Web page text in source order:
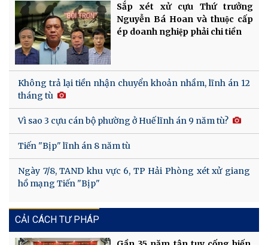
Sắp xét xử cựu Thứ trưởng
Nguyễn Bá Hoan và thuộc cấp
ép doanh nghiệp phải chi tiền
Không trả lại tiền nhận chuyển khoản nhầm, lĩnh án 12
tháng tù
Vì sao 3 cựu cán bộ phường ở Huế lĩnh án 9 năm tù?
Tiến "Bịp" lĩnh án 8 năm tù
Ngày 7/8, TAND khu vực 6, TP Hải Phòng xét xử giang
hồ mạng Tiến "Bịp"
CẢI CÁCH TƯ PHÁP